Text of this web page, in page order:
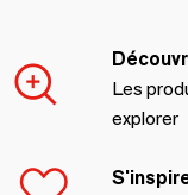
Les
explorer